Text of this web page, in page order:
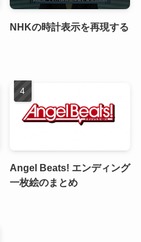
NHKの時計表示を再現する
Angel Beats! エンディング
一枚絵のまとめ